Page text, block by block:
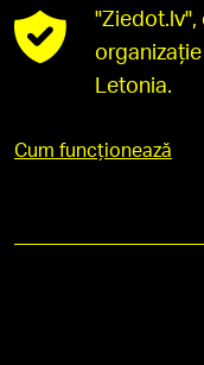
"Ziedot.lv",
Letonia.
Cum funcționează